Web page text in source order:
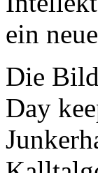
ein
Die
Day